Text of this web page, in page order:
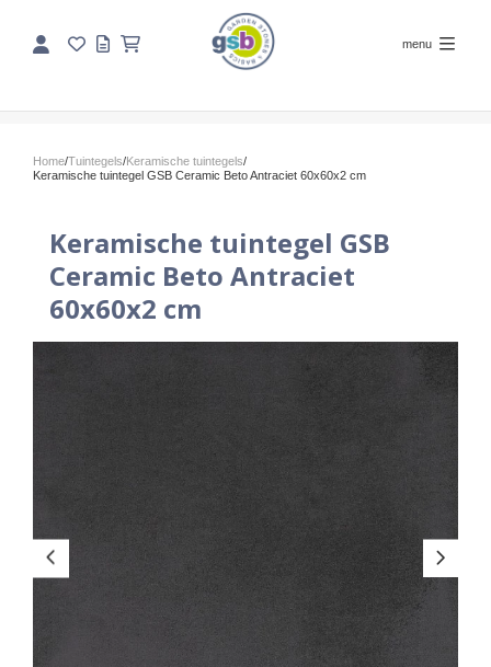
menu
Home/Tuintegels/Keramische tuintegels/
Keramische tuintegel GSB Ceramic Beto Antraciet 60x60x2 cm
Keramische tuintegel GSB
Ceramic Beto Antraciet
60x60x2 cm